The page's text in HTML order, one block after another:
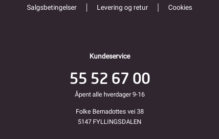
Salgsbetingelser Levering og retur Cookies
Kundeservice
55 52 67 00
Åpent alle hverdager 9-16
Folke Bernadottes vei 38
5147 FYLLINGSDALEN